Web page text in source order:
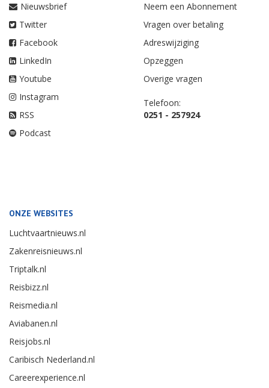
Nieuwsbrief
Twitter
Facebook
LinkedIn
Youtube
Instagram
RSS
Podcast
Neem een Abonnement
Vragen over betaling
Adreswijziging
Opzeggen
Overige vragen
Telefoon:
0251 - 257924
ONZE WEBSITES
Luchtvaartnieuws.nl
Zakenreisnieuws.nl
Triptalk.nl
Reisbizz.nl
Reismedia.nl
Aviabanen.nl
Reisjobs.nl
Caribisch Nederland.nl
Careerexperience.nl